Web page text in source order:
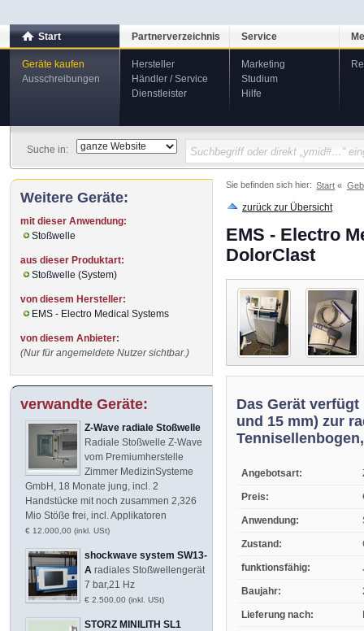
Start
Geräte kaufen
Ausschreibungen
Partnerverzeichnis
Hersteller
Händler / Service
Dienstleister
Service
Marketing
Studium
Hilfe
Suche in:
Sie befinden sich hier: Start
zurück zur Übersicht
EMS - Electro
DolorClast
Das Gerät
und 15 mm) zur
Angebotsart:
Preis:
Anwendung:
Zustand:
funktionsfähig:
Baujahr:
Lieferung nach:
Weitere Geräte:
mit dieser Anwendung:
Stoßwelle
aus dieser Produktart:
Stoßwelle (System)
von diesem Hersteller:
EMS - Electro Medical Systems
von diesem Anbieter:
(Nur für angemeldete Nutzer sichtbar.)
verwandte Geräte:
Z-Wave radiale Stoßwelle
Radiale Stoßwelle Z-Wave
vom Premiumherstelle
Zimmer MedizinSysteme
GmbH, 18 Monate jung, incl. 2
Handstücke mit noch zusammen 2,326
Mio Stöße frei, incl. Applikatoren
€ 12.000,00 (inkl. USt)
shockwave system SW13-
A radiales Stoßwellengerät
7 bar,21 Hz
€ 2.500,00 (inkl. USt)
STORZ MINILITH SL1